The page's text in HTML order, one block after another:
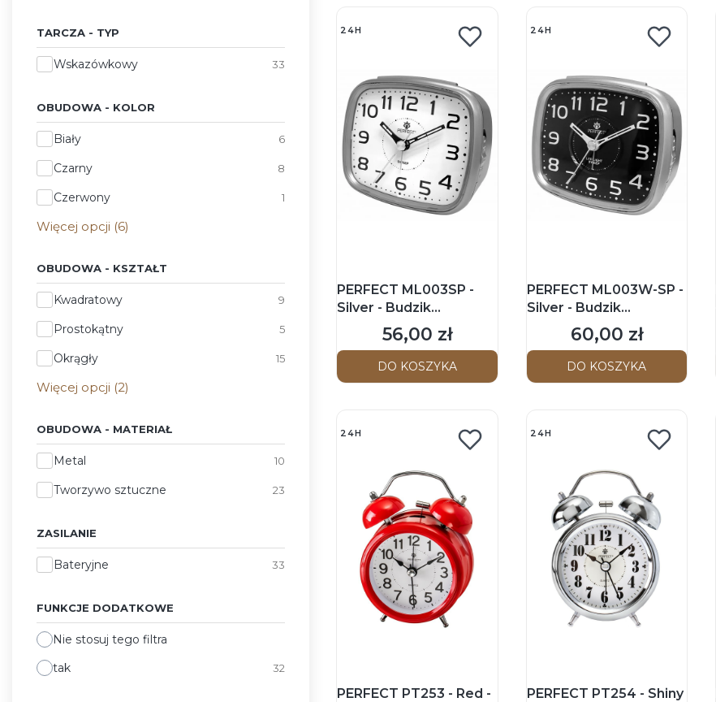
TARCZA - TYP
Tarcza - Typ
Wskazówkowy 33
OBUDOWA - KOLOR
Obudowa - Kolor
Biały 6
Czarny 8
Czerwony 1
Więcej opcji (6)
OBUDOWA - KSZTAŁT
Obudowa - Kształt
Kwadratowy 9
Prostokątny 5
Okrągły 15
Więcej opcji (2)
OBUDOWA - MATERIAŁ
Obudowa - materiał
Metal 10
Tworzywo sztuczne 23
ZASILANIE
Zasilanie
Bateryjne 33
FUNKCJE DODATKOWE
Nie stosuj tego filtra
tak
32
24H
PERFECT ML003SP -
Silver - Budzik
wskazówkowy
Cena
56,00 zł
DO KOSZYKA
24H
PERFECT ML003W-SP -
Silver - Budzik
wskazówkowy
Cena
60,00 zł
DO KOSZYKA
24H
PERFECT PT253 - Red -
24H
PERFECT PT254 - Shiny